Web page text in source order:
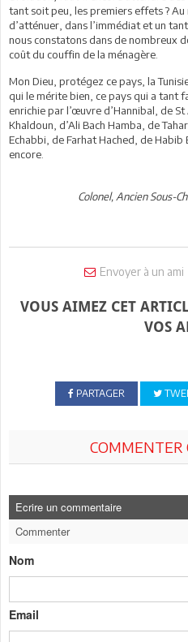
tant soit peu, les premiers effets ?
d’atténuer, dans l’immédiat et un
nous constatons dans de nombreux
coût du couffin de la ménagère.
Mon Dieu, protégez ce pays, la
qui le mérite bien, ce pays qui a tant
enrichie par l’œuvre d’Hannibal, de St
Khaldoun, d’Ali Bach Hamba, de
Echabbi, de Farhat Hached, de
encore.
Colonel, Ancien Sous-
Envoyer à un ami
VOUS AIMEZ CET
VOS
PARTAGER
COMMENTER
Ecrire un commentaire
Commenter
Nom
Email